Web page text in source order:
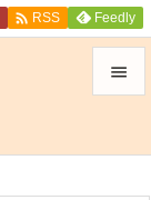

 RSS Feedly